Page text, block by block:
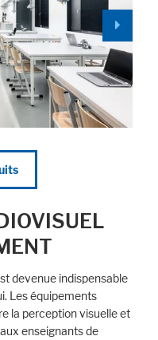
devenue indispensable
Les équipements
la perception visuelle et
enseignants de